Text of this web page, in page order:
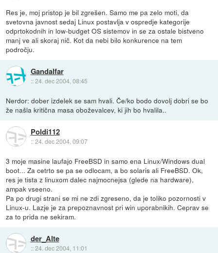
Res je, moj pristop je bil zgrešen. Samo me pa zelo moti, da
svetovna javnost sedaj Linux postavlja v ospredje kategorije
odprtokodnih in low-budget OS sistemov in se za ostale bistveno
manj ve ali skoraj nič. Kot da nebi bilo konkurence na tem
področju.
Gandalfar
::24. dec 2004, 08:45
Nerdor: dober izdelek se sam hvali. Če/ko bodo dovolj dobri se bo
že našla kritična masa oboževalcev, ki jih bo hvalila..
Poldi112
::24. dec 2004, 09:07
3 moje masine laufajo FreeBSD in samo ena Linux/Windows dual
boot... Za cetrto se pa se odlocam, a bo solaris ali FreeBSD. Ok,
res je tista z linuxom dalec najmocnejsa (glede na hardware),
ampak vseeno.
Pa po drugi strani se mi ne zdi zgreseno, da je toliko pozornosti v
Linux-u. Lazje je za prepoznavnost pri win uporabnikih. Ceprav se
za to prida ne sekiram.
der_Alte
::24. dec 2004, 11:01